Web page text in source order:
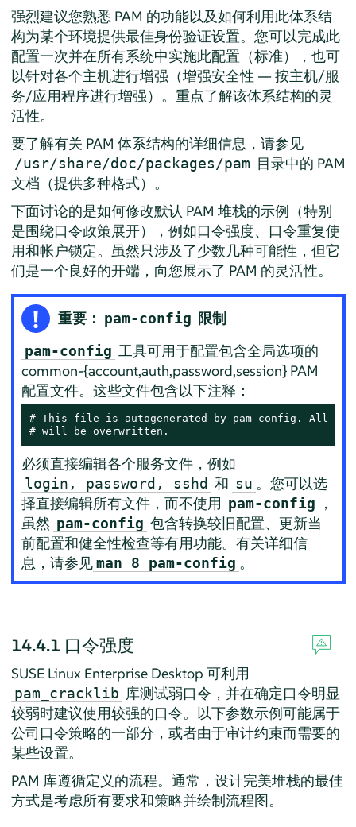
强烈建议您熟悉 PAM 的功能以及如何利用此体系结
构为某个环境提供最佳身份验证设置。您可以完成此
配置一次并在所有系统中实施此配置（标准），也可
以针对各个主机进行增强（增强安全性 — 按主机/服
务/应用程序进行增强）。重点了解该体系结构的灵
活性。
要了解有关 PAM 体系结构的详细信息，请参见
/usr/share/doc/packages/pam 目录中的 PAM
文档（提供多种格式）。
下面讨论的是如何修改默认 PAM 堆栈的示例（特别
是围绕口令政策展开），例如口令强度、口令重复使
用和帐户锁定。虽然只涉及了少数几种可能性，但它
们是一个良好的开端，向您展示了 PAM 的灵活性。
重要： pam-config 限制
pam-config 工具可用于配置包含全局选项的
common-{account,auth,password,session} PAM
配置文件。这些文件包含以下注释：
# This file is autogenerated by pam-config. All
# will be overwritten.
必须直接编辑各个服务文件，例如
login, password, sshd 和 su 。您可以选
择直接编辑所有文件，而不使用 pam-config
，
虽然 pam-config 包含转换较旧配置、更新当
前配置和健全性检查等有用功能。有关详细信
息，请参见man 8 pam-config 。
14.4.1 口令强度
SUSE Linux Enterprise Desktop 可利用
pam_cracklib 库测试弱口令，并在确定口令明显
较弱时建议使用较强的口令。以下参数示例可能属于
公司口令策略的一部分，或者由于审计约束而需要的
某些设置。
PAM 库遵循定义的流程。通常，设计完美堆栈的最佳
方式是考虑所有要求和策略并绘制流程图。